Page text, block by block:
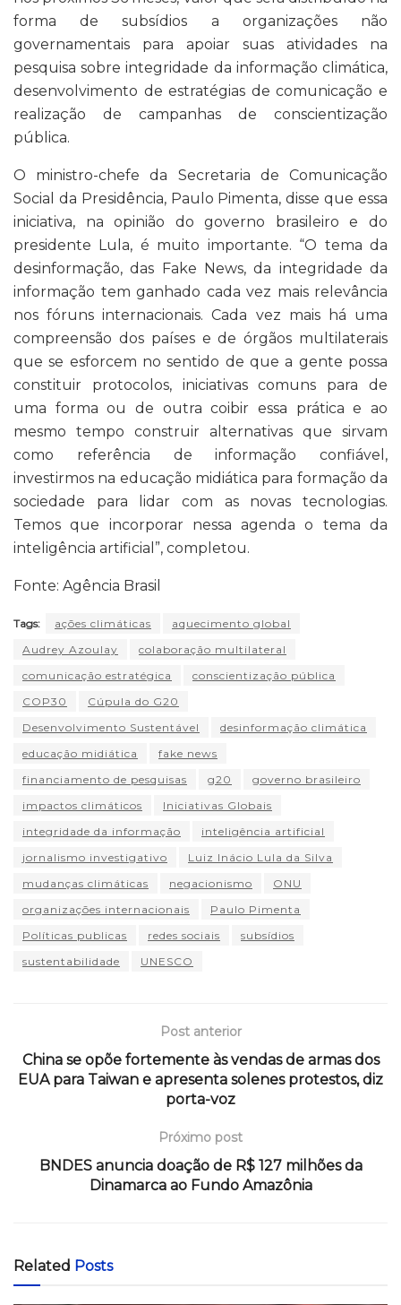
forma de subsídios a organizações não
governamentais para apoiar suas atividades na
pesquisa sobre integridade da informação climática,
desenvolvimento de estratégias de comunicação e
realização de campanhas de conscientização
pública.
O ministro-chefe da Secretaria de Comunicação
Social da Presidência, Paulo Pimenta, disse que essa
iniciativa, na opinião do governo brasileiro e do
presidente Lula, é muito importante. “O tema da
desinformação, das Fake News, da integridade da
informação tem ganhado cada vez mais relevância
nos fóruns internacionais. Cada vez mais há uma
compreensão dos países e de órgãos multilaterais
que se esforcem no sentido de que a gente possa
constituir protocolos, iniciativas comuns para de
uma forma ou de outra coibir essa prática e ao
mesmo tempo construir alternativas que sirvam
como referência de informação confiável,
investirmos na educação midiática para formação da
sociedade para lidar com as novas tecnologias.
Temos que incorporar nessa agenda o tema da
inteligência artificial”, completou.
Fonte: Agência Brasil
Tags: ações climáticas
aquecimento global
Audrey Azoulay
colaboração multilateral
comunicação estratégica
conscientização pública
COP30
Cúpula do G20
Desenvolvimento Sustentável
desinformação climática
educação midiática
fake news
financiamento de pesquisas
g20
governo brasileiro
impactos climáticos
Iniciativas Globais
integridade da informação
inteligência artificial
jornalismo investigativo
Luiz Inácio Lula da Silva
mudanças climáticas
negacionismo
ONU
organizações internacionais
Paulo Pimenta
Políticas publicas
redes sociais
subsídios
sustentabilidade
UNESCO
Post anterior
China se opõe fortemente às vendas de armas dos
EUA para Taiwan e apresenta solenes protestos, diz
porta-voz
Próximo post
BNDES anuncia doação de R$ 127 milhões da
Dinamarca ao Fundo Amazônia
Related Posts